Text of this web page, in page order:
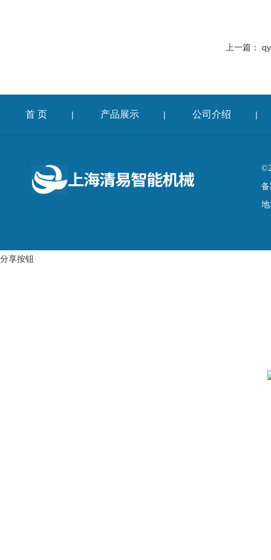
上一篇：
首 页 | 产品展示 | 公司介绍 |
备
分享按钮